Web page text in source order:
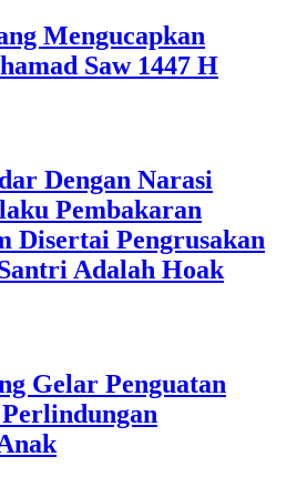
Mengucapkan
Saw 1447 H
Dengan Narasi
Pembakaran
Disertai Pengrusakan
Adalah Hoak
Gelar Penguatan